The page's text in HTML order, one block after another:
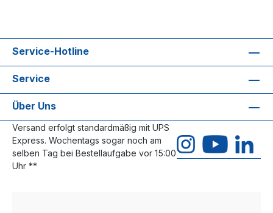
Service-Hotline
Service
Über Uns
Versand erfolgt standardmäßig mit UPS
Express. Wochentags sogar noch am
selben Tag bei Bestellaufgabe vor 15:00
Uhr **